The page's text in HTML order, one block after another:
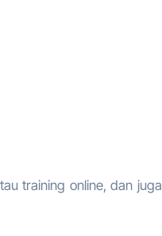
training online, dan juga